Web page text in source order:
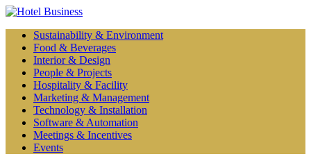
Sustainability & Environment
Food & Beverages
Interior & Design
People & Projects
Hospitality & Facility
Marketing & Management
Technology & Installation
Software & Automation
Meetings & Incentives
Events